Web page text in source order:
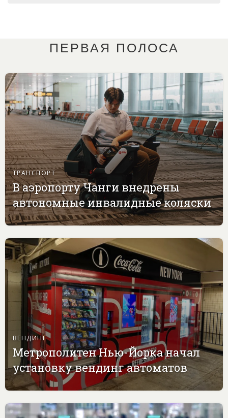
ПЕРВАЯ ПОЛОСА
ТРАНСПОРТ
В аэропорту Чанги внедрены
автономные инвалидные коляски
ВЕНДИНГ
Метрополитен Нью-Йорка начал
установку вендинг автоматов